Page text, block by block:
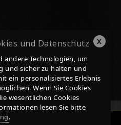
X
und Datenschutz
andere Technologien, um
und sicher zu halten und
ein personalisiertes Erlebnis
Wenn Sie Cookies
wesentlichen Cookies
lesen Sie bitte
.